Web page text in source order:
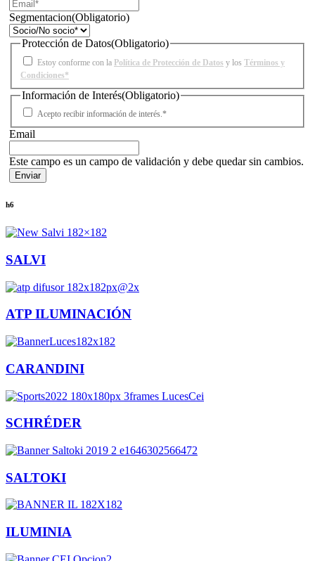
Segmentacion(Obligatorio)
Protección de Datos(Obligatorio)
Estoy conforme con la Política de Protección de Datos y los Términos y
Condiciones*
Información de Interés(Obligatorio)
Acepto recibir información de interés.*
Email
Este campo es un campo de validación y debe quedar sin cambios.
h6
SALVI
ATP ILUMINACIÓN
CARANDINI
SCHRÉDER
SALTOKI
ILUMINIA